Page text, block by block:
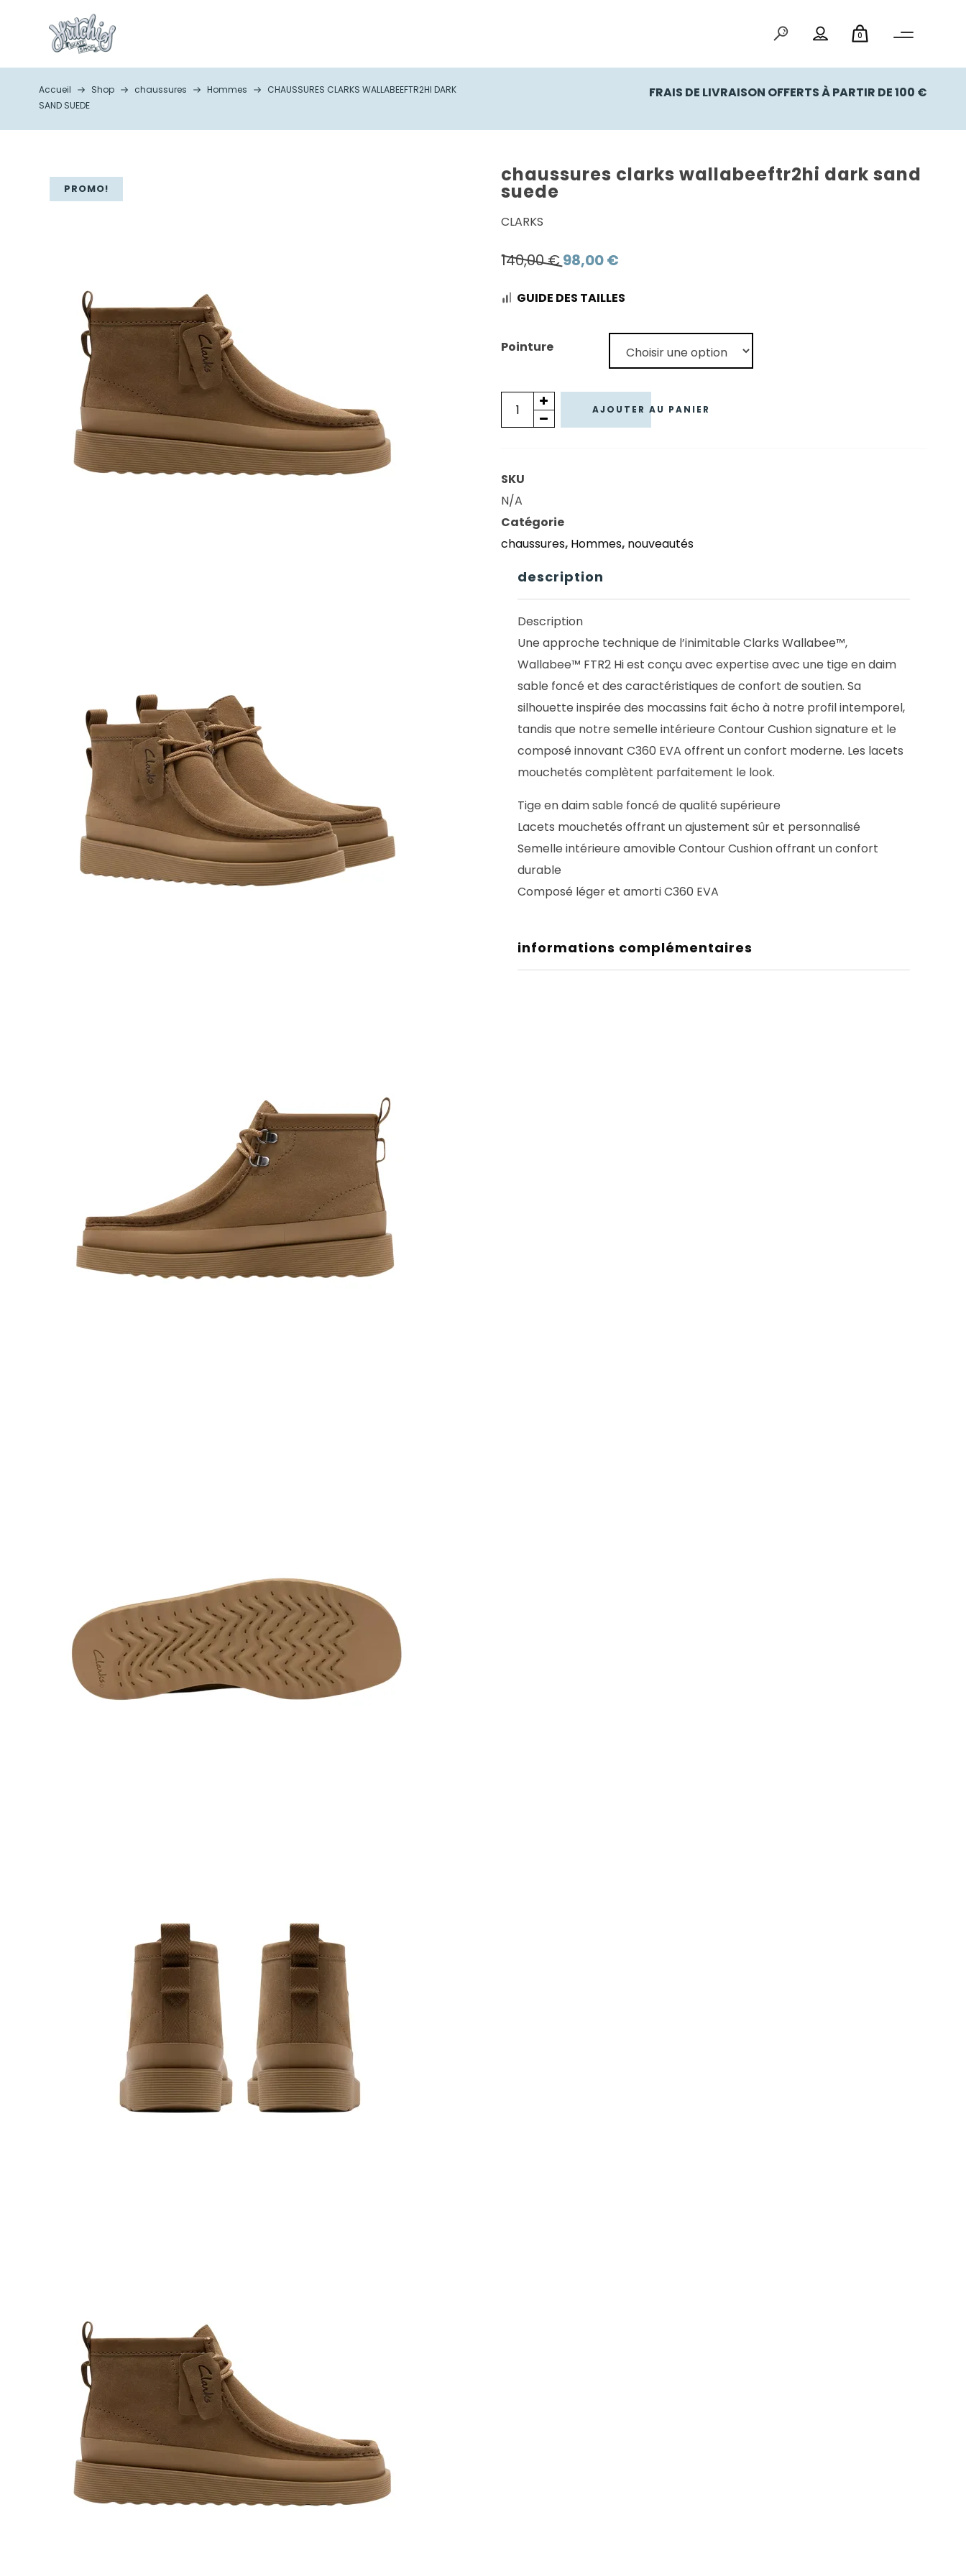
0
Accueil Shop chaussures Hommes
CHAUSSURES CLARKS WALLABEEFTR2HI DARK
SAND SUEDE
FRAIS DE LIVRAISON OFFERTS À PARTIR DE 100 €
PROMO!
chaussures clarks wallabeeftr2hi dark sand
suede
CLARKS
140,00€ Le
initial
98,00€Le
actuel
GUIDE DES TAILLES
Pointure
quantité
de
WALLABEEFTR2HI
DARK
SAND
SUEDE
AJOUTER AU PANIER
SKU
N/A
Catégorie
chaussures, Hommes, nouveautés
description
Description
Une approche technique de l’inimitable Clarks Wallabee™,
Wallabee™ FTR2 Hi est conçu avec expertise avec une tige en daim
sable foncé et des caractéristiques de confort de soutien. Sa
silhouette inspirée des mocassins fait écho à notre profil intemporel,
tandis que notre semelle intérieure Contour Cushion signature et le
composé innovant C360 EVA offrent un confort moderne. Les lacets
mouchetés complètent parfaitement le look.
Tige en daim sable foncé de qualité supérieure
Lacets mouchetés offrant un ajustement sûr et personnalisé
Semelle intérieure amovible Contour Cushion offrant un confort
durable
Composé léger et amorti C360 EVA
informations complémentaires